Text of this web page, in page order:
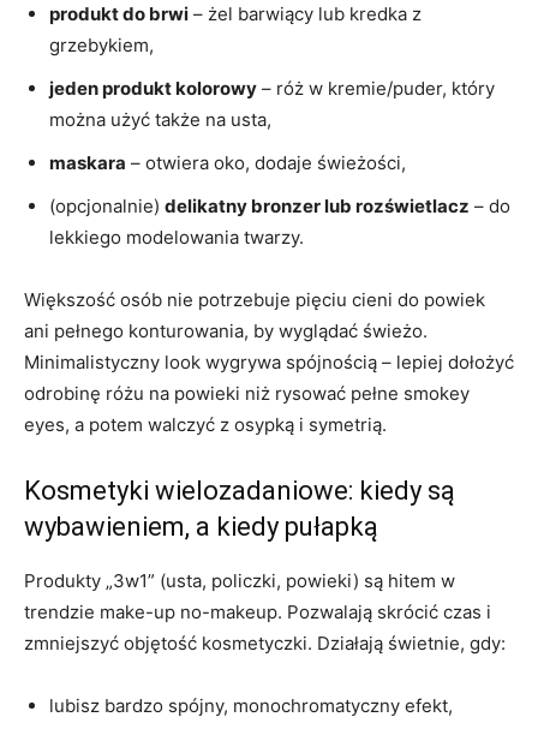
produkt do brwi – żel barwiący lub kredka z
grzebykiem,
jeden produkt kolorowy – róż w kremie/puder, który
można użyć także na usta,
maskara – otwiera oko, dodaje świeżości,
(opcjonalnie) delikatny bronzer lub rozświetlacz – do
lekkiego modelowania twarzy.
Większość osób nie potrzebuje pięciu cieni do powiek
ani pełnego konturowania, by wyglądać świeżo.
Minimalistyczny look wygrywa spójnością – lepiej dołożyć
odrobinę różu na powieki niż rysować pełne smokey
eyes, a potem walczyć z osypką i symetrią.
Kosmetyki wielozadaniowe: kiedy są
wybawieniem, a kiedy pułapką
Produkty „3w1” (usta, policzki, powieki) są hitem w
trendzie make-up no-makeup. Pozwalają skrócić czas i
zmniejszyć objętość kosmetyczki. Działają świetnie, gdy:
lubisz bardzo spójny, monochromatyczny efekt,